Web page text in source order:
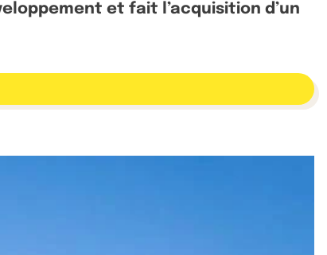
et fait l’acquisition d’un